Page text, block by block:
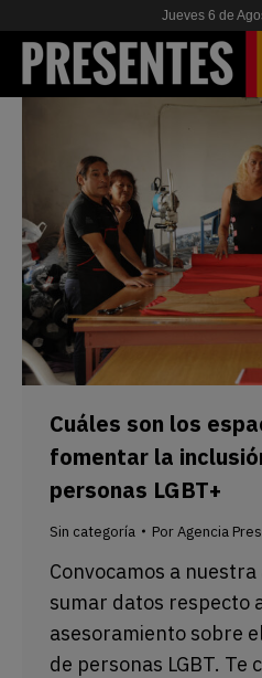
Jueves 6 de
INVESTIGACIONES
VIH & SIDA
ESCUELA
NOSOTRES
ES
Cuáles son los
fomentar la
personas LGBT+
Sin categoría PorAgencia
Convocamos a
sumar datos respecto
asesoramiento sobre
de personas LGBT. Te